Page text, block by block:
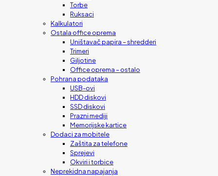
Torbe
Ruksaci
Kalkulatori
Ostala office oprema
Uništavač papira – shredderi
Trimeri
Giljotine
Office oprema – ostalo
Pohrana podataka
USB-ovi
HDD diskovi
SSD diskovi
Prazni mediji
Memorijske kartice
Dodaci za mobitele
Zaštita za telefone
Sprejevi
Okviri i torbice
Neprekidna napajanja